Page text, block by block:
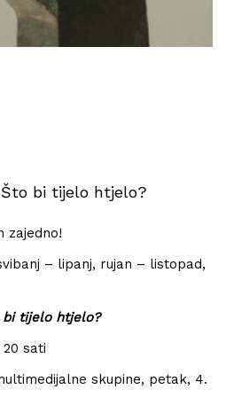
bi tijelo htjelo?
zajedno!
– lipanj, rujan – listopad,
bi tijelo htjelo?
sati
skupine, petak, 4.